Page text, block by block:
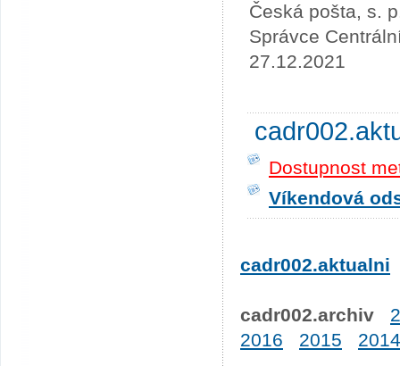
Česká pošta, s.
Správce
27.12.2021
Dostupnost
Víkendová
cadr002.aktualni
cadr002.archiv
2016
2015 2014